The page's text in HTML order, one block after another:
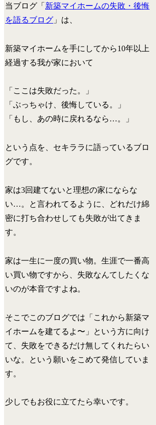
当ブログ「 新築マイホームの失敗・後悔
を語るブログ 」は、
新築マイホームを手にしてから10年以上
経過する我が家において
「 ここは失敗だった。
」
「ぶっちゃけ、後悔している。
」
「 もし、あの時に戻れるなら…。 」
という点を、セキララに語っているブロ
グです。
家は3回建てないと理想の家にならな
い…。と言われてるように、どれだけ綿
密に打ち合わせしても失敗が出てきま
す。
家は一生に一度の買い物。生涯で一番高
い買い物ですから、失敗なんてしたくな
いのが本音ですよね。
そこでこのブログでは「これから新築マ
イホームを建てるよ〜」という方に向け
て、失敗をできるだけ無してくれたらい
いな。という願いをこめて発信していま
す。
少しでもお役に立てたら幸いです。